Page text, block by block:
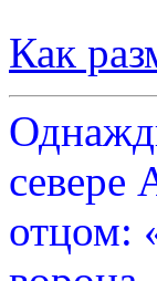
Как
севере
отцом: